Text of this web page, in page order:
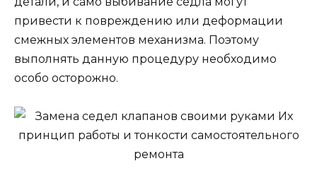
привести к повреждению или деформации
смежных элементов механизма. Поэтому
выполнять данную процедуру необходимо
особо осторожно.